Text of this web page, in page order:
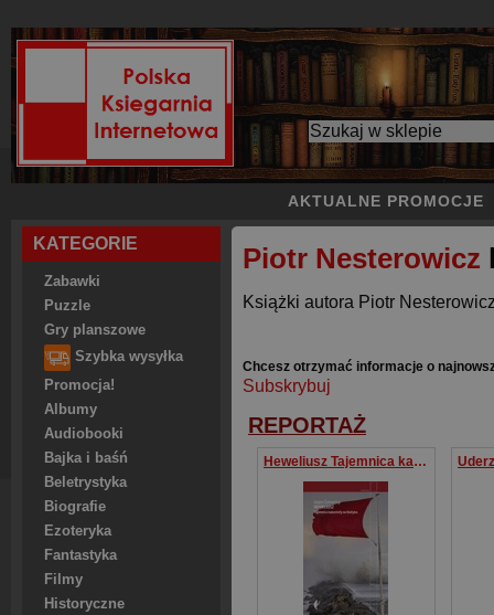
AKTUALNE PROMOCJE
KATEGORIE
Zabawki
Puzzle
Gry planszowe
Szybka wysyłka
Promocja!
Albumy
Audiobooki
Bajka i baśń
Beletrystyka
Biografie
Ezoteryka
Fantastyka
Filmy
Historyczne
Piotr Nesterowicz
Książki autora Piotr
Chcesz otrzymać informacje o
Subskrybuj
REPORTAŻ
Heweliusz Tajemnica katastrofy na Bałtyku